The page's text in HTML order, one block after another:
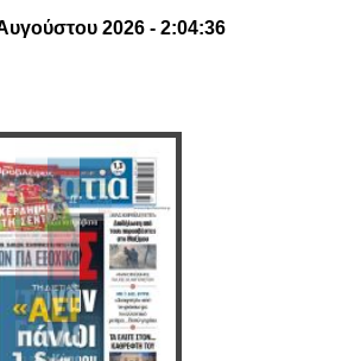
2026 - 2:04:37